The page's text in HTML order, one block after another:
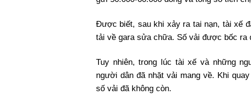
Được biết, sau khi xảy ra tai nạn, tài xế
tải về gara sửa chữa. Số vải được bốc ra
Tuy nhiên, trong lúc tài xế và những
người dân đã nhặt vải mang về. Khi
số vải đã không còn.